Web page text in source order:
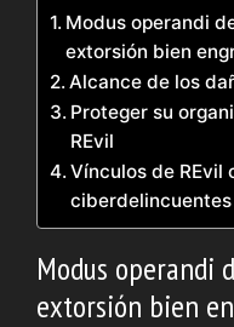
Modus operandi
extorsión bien
Alcance de los
Proteger su
REvil
Vínculos de REvil
ciberdelincuentes
Modus operandi
extorsión bien